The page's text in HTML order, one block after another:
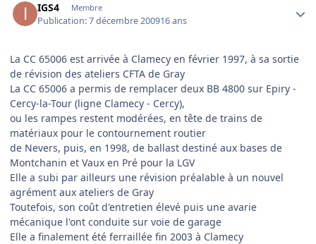
IGS4 Membre
Publication:7 décembre 200916 ans
La CC 65006 est arrivée à Clamecy en février 1997, à sa sortie
de révision des ateliers CFTA de Gray
La CC 65006 a permis de remplacer deux BB 4800 sur Epiry -
Cercy-la-Tour (ligne Clamecy - Cercy),
ou les rampes restent modérées, en tête de trains de
matériaux pour le contournement routier
de Nevers, puis, en 1998, de ballast destiné aux bases de
Montchanin et Vaux en Pré pour la LGV
Elle a subi par ailleurs une révision préalable à un nouvel
agrément aux ateliers de Gray
Toutefois, son coût d'entretien élevé puis une avarie
mécanique l'ont conduite sur voie de garage
Elle a finalement été ferraillée fin 2003 à Clamecy